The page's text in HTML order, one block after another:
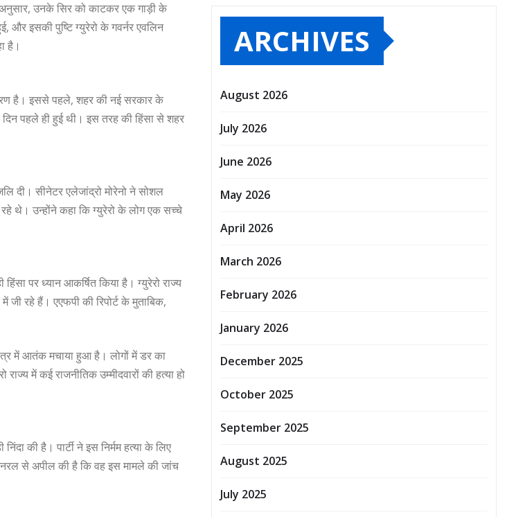
उनके सिर को काटकर एक गाड़ी के
और इसकी पुष्टि ग्युरेरो के गवर्नर एवलिन
है।
है। इससे पहले, शहर की नई सरकार के
दिन पहले ही हुई थी। इस तरह की हिंसा से शहर
दी। सीनेटर एलेजांद्रो मोरेनो ने सोशल
रहे थे। उन्होंने कहा कि ग्युरेरो के लोग एक सच्चे
पर ध्यान आकर्षित किया है। ग्युरेरो राज्य
रहे हैं। एएफपी की रिपोर्ट के मुताबिक,
में आतंक मचाया हुआ है। लोगों में डर का
में कई राजनीतिक उम्मीदवारों की हत्या हो
की है। पार्टी ने इस निर्मम हत्या के लिए
जनरल से अपील की है कि वह इस मामले की जांच
ARCHIVES
August 2026
July 2026
June 2026
May 2026
April 2026
March 2026
February 2026
January 2026
December 2025
October 2025
September 2025
August 2025
July 2025